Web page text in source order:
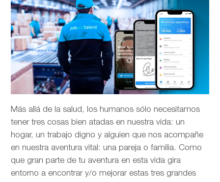
Más allá de la salud, los humanos sólo necesitamos
tener tres cosas bien atadas en nuestra vida: un
hogar, un trabajo digno y alguien que nos acompañe
en nuestra aventura vital: una pareja o familia. Como
que gran parte de tu aventura en esta vida gira
entorno a encontrar y/o mejorar estas tres grandes